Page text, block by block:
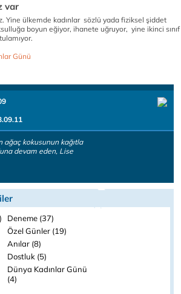
var
Yine ülkemde kadınlar sözlü yada fiziksel şiddet
boyun eğiyor, ihanete uğruyor, yine ikinci sınıf
Günü
ağaç kokusunun kağıtla
devam eden, Lise
Deneme (37)
Özel Günler (19)
Anılar (8)
Dostluk (5)
Dünya Kadınlar Günü
(4)